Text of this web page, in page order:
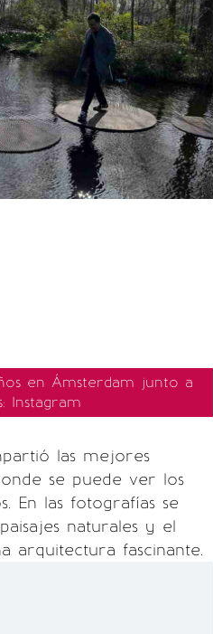
en Ámsterdam junto a
Instagram
las mejores
se puede ver los
En las fotografías se
naturales y el
arquitectura fascinante.